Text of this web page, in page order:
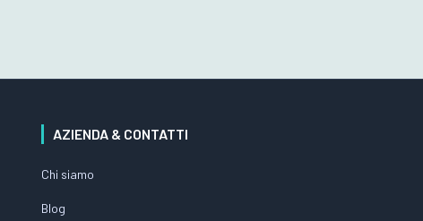
AZIENDA & CONTATTI
Chi siamo
Blog